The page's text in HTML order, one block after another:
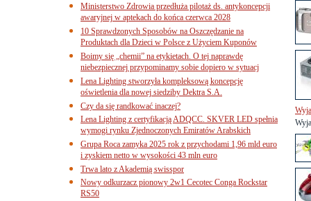
Ministerstwo Zdrowia przedłuża pilotaż ds. antykoncepcji
awaryjnej w aptekach do końca czerwca 2028
10 Sprawdzonych Sposobów na Oszczędzanie na
Produktach dla Dzieci w Polsce z Użyciem Kuponów
Boimy się „chemii” na etykietach. O tej naprawdę
niebezpiecznej przypominamy sobie dopiero w sytuacj
Lena Lighting stworzyła kompleksową koncepcję
oświetlenia dla nowej siedziby Dektra S.A.
Czy da się randkować inaczej?
Lena Lighting z certyfikacją ADQCC. SKVER LED spełnia
wymogi rynku Zjednoczonych Emiratów Arabskich
Grupa Roca zamyka 2025 rok z przychodami 1,96 mld euro
i zyskiem netto w wysokości 43 mln euro
Trwa lato z Akademią swisspor
Nowy odkurzacz pionowy 2w1 Cecotec Conga Rockstar
RS50